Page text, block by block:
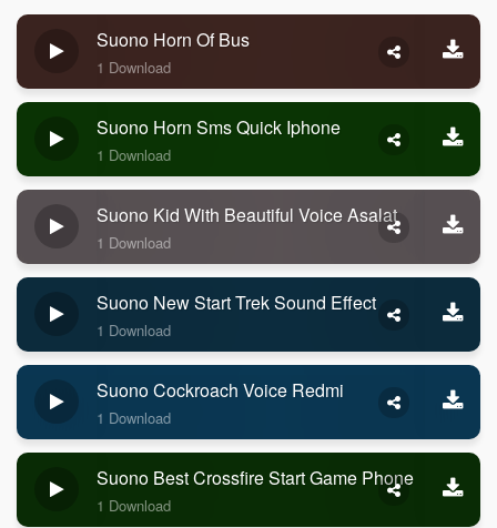
Suono Horn Of Bus
1 Download
Suono Horn Sms Quick Iphone
1 Download
Suono Kid With Beautiful Voice Asalat
1 Download
Suono New Start Trek Sound Effect
1 Download
Suono Cockroach Voice Redmi
1 Download
Suono Best Crossfire Start Game Phone
1 Download